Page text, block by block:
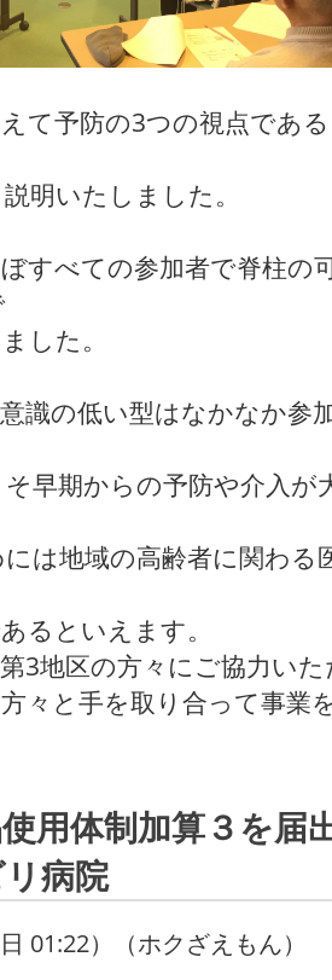
て予防の3つの視点であ
明いたしました。
すべての参加者で脊柱の
した。
識の低い型はなかなか参
早期からの予防や介入が
は地域の高齢者に関わる
るといえます。
3地区の方々にご協力い
々と手を取り合って事業
用体制加算３を
病院
01:22）（ホクざえもん）